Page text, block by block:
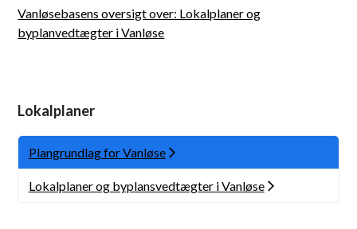
Vanløsebasens oversigt over: Lokalplaner og
byplanvedtægter i Vanløse
Lokalplaner
Plangrundlag for Vanløse
Lokalplaner og byplansvedtægter i Vanløse